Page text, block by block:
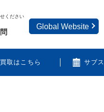
ください
買取はこちら サブ
Global Website